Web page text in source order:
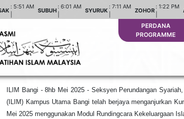
: 5:51 AM
SUBUH
: 6:01 AM
SYURUK
: 7:11 AM
ZOHOR
: 1:22 PM
PERDANA
PROGRAMME
ILIM Bangi - 8hb Mei 2025 - Seksyen Perundangan
(ILIM) Kampus Utama Bangi telah berjaya menganjurkan
Mei 2025 menggunakan Modul Rundingcara Kekeluargaan